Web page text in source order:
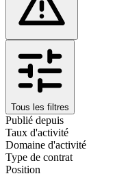
Tous les filtres
Publié depuis
Taux d'activité
Domaine d'activité
Type de contrat
Position